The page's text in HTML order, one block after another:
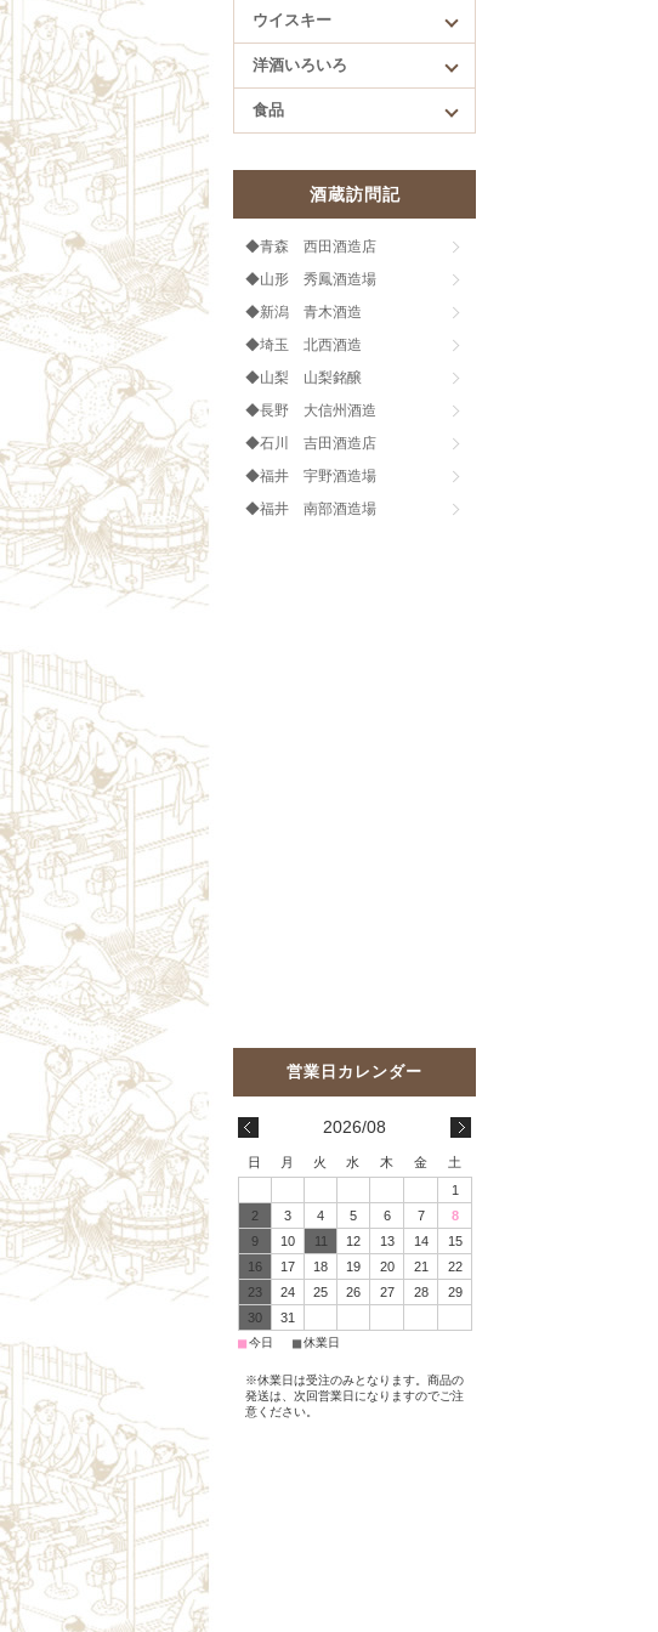
ウイスキー
洋酒いろいろ
食品
酒蔵訪問記
◆青森 西田酒造店
◆山形 秀鳳酒造場
◆新潟 青木酒造
◆埼玉 北西酒造
◆山梨 山梨銘醸
◆長野 大信州酒造
◆石川 吉田酒造店
◆福井 宇野酒造場
◆福井 南部酒造場
2026/08
日 月 火 水 木 金
土
1
2
3 4 5 6 7
8
9
10 11 12 13 14
15
16
17 18 19 20 21
22
23
24 25 26 27 28
29
30
31
■今日 ■休業日
※休業日は受注のみとなります。商品の
発送は、次回営業日になりますのでご注
意ください。